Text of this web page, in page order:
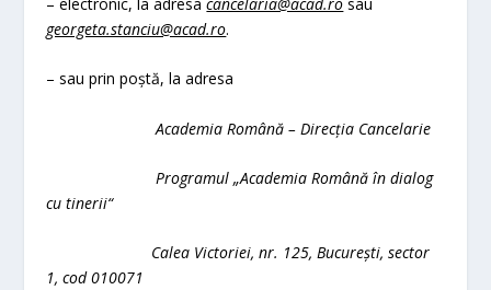
georgeta.stanciu@acad.ro.
– sau prin poștă, la adresa
Academia Română – Direcția Cancelarie
Programul „Academia Română în dialog
cu tinerii“
Calea Victoriei, nr. 125, București, sector
1, cod 010071